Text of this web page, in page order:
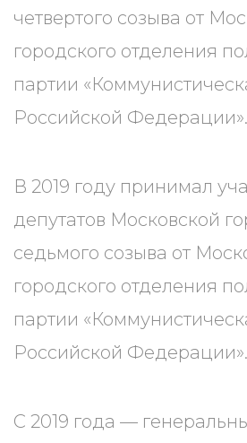
четвертого созыва от
городского отделения
партии
Российской Федерации».
В 2019 году принимал
депутатов Московской
седьмого созыва от
городского отделения
партии
Российской Федерации».
С 2019 года —